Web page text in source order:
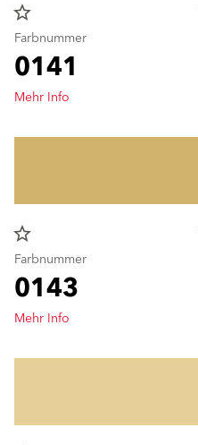
star_border
Farbnummer
0141
Mehr Info
star_border
Farbnummer
0143
Mehr Info